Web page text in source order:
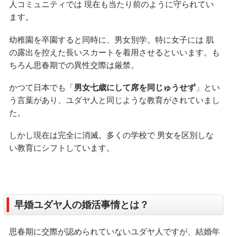
人コミュニティでは 現在も当たり前のように守られてい
ます。
幼稚園を卒園すると同時に、男女別学。特に女子には 肌
の露出を控えた長いスカートを着用させるといいます。も
ちろん思春期での異性交際は厳禁。
かつて日本でも「 男女七歳にして席を同じゅうせず」とい
う言葉があり、ユダヤ人と同じような教育がされていまし
た。
しかし現在は完全に消滅。多くの学校で 男女を区別しな
い教育にシフトしています。
早婚ユダヤ人の婚活事情とは？
思春期に交際が認められていないユダヤ人ですが、結婚年